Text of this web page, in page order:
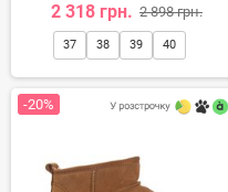
2 318 грн. 2 898 грн.
37 38 39 40
-20%